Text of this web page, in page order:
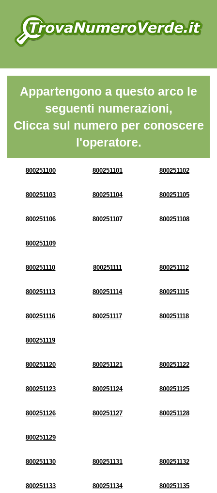
Appartengono a questo arco le
seguenti numerazioni,
Clicca sul numero per conoscere
l'operatore.
800251100 800251101 800251102
800251103 800251104 800251105
800251106 800251107 800251108
800251109
800251110 800251111 800251112
800251113 800251114 800251115
800251116 800251117 800251118
800251119
800251120 800251121 800251122
800251123 800251124 800251125
800251126 800251127 800251128
800251129
800251130 800251131 800251132
800251133 800251134 800251135